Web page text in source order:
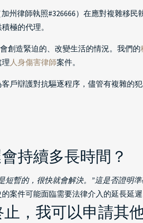
加州律師執照#326666）在應對複雜移
極的代理。
創造緊迫的、改變生活的情況。我們的
人身傷害律師案件。
戶辯護對抗驅逐程序，儘管有複雜的
持續多長時間？
短暫的，很快就會解決。”這是否證明
案件可能面臨需要法律介入的延長延遲
，我可以申請其